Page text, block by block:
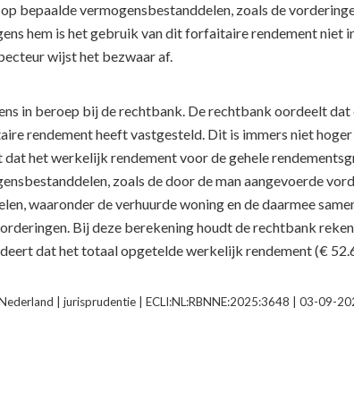
bepaalde vermogensbestanddelen, zoals de
hem is het gebruik van dit forfaitaire rendement niet
wijst het bezwaar af.
in beroep bij de rechtbank. De rechtbank oordeelt
rendement heeft vastgesteld. Dit is immers niet
het werkelijk rendement voor de gehele
zoals de door de man aangevoerde
waaronder de verhuurde woning en de daarmee
Bij deze berekening houdt de rechtbank
dat het totaal opgetelde werkelijk rendement (€
| jurisprudentie | ECLI:NL:RBNNE:2025:3648 | 03-09-